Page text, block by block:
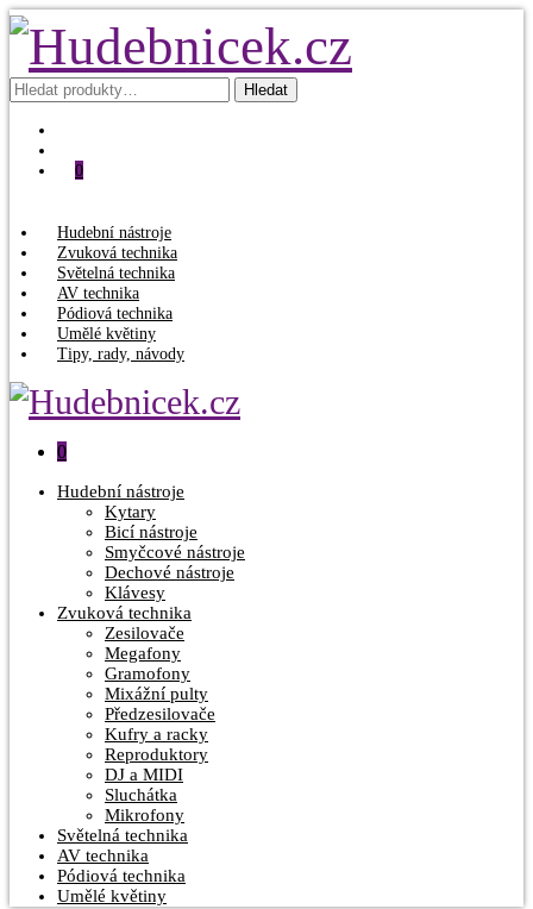
Hledat: Hledat
0
Hudební nástroje
Zvuková technika
Světelná technika
AV technika
Pódiová technika
Umělé květiny
Tipy, rady, návody
0
Hudební nástroje
Kytary
Bicí nástroje
Smyčcové nástroje
Dechové nástroje
Klávesy
Zvuková technika
Zesilovače
Megafony
Gramofony
Mixážní pulty
Předzesilovače
Kufry a racky
Reproduktory
DJ a MIDI
Sluchátka
Mikrofony
Světelná technika
AV technika
Pódiová technika
Umělé květiny